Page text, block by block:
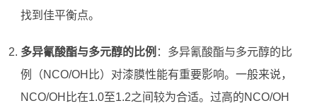
找到佳平衡点。
多异氰酸酯与多元醇的比例 ：多异氰酸酯与多元醇的比
例（NCO/OH比）对漆膜性能有重要影响。一般来说，
NCO/OH比在1.0至1.2之间较为合适。过高的NCO/OH